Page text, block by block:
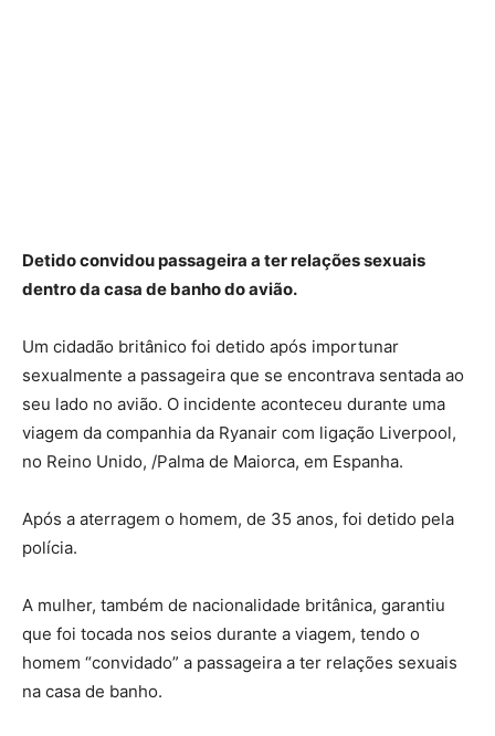
Detido convidou passageira a ter relações sexuais
dentro da casa de banho do avião.
Um cidadão britânico foi detido após importunar
sexualmente a passageira que se encontrava sentada ao
seu lado no avião. O incidente aconteceu durante uma
viagem da companhia da Ryanair com ligação Liverpool,
no Reino Unido, /Palma de Maiorca, em Espanha.
Após a aterragem o homem, de 35 anos, foi detido pela
polícia.
A mulher, também de nacionalidade britânica, garantiu
que foi tocada nos seios durante a viagem, tendo o
homem “convidado” a passageira a ter relações sexuais
na casa de banho.